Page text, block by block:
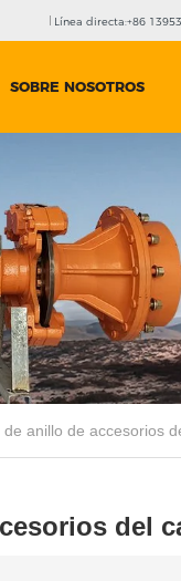
Línea directa:+86
SOBRE NOSOTROS
de anillo de accesorios
del